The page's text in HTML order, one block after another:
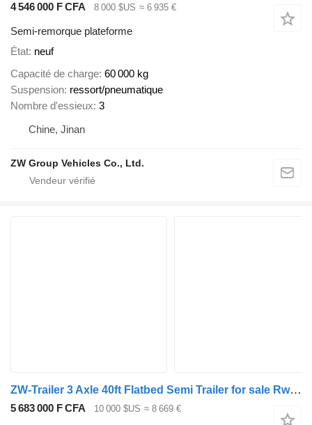
4 546 000 F CFA 8 000 $US ≈ 6 935 €
Semi-remorque plateforme
État neuf
Capacité de charge 60 000 kg
Suspension ressort/pneumatique
Nombre d'essieux 3
Chine, Jinan
ZW Group Vehicles Co., Ltd.
ZW-Trailer 3 Axle 40ft Flatbed Semi Trailer for sale Rwanda
5 683 000 F CFA 10 000 $US ≈ 8 669 €